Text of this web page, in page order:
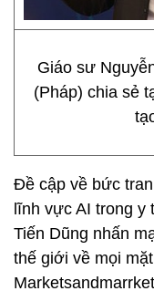
Giáo sư
(Pháp) chia sẻ
Đề cập về bức
lĩnh vực AI trong y
Tiến Dũng nhấn
thế giới về mọi